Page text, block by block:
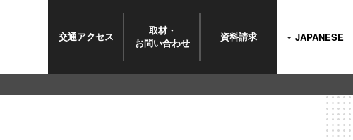
交通アクセス
取材・
お問い合わせ 資料請求 JAPANESE